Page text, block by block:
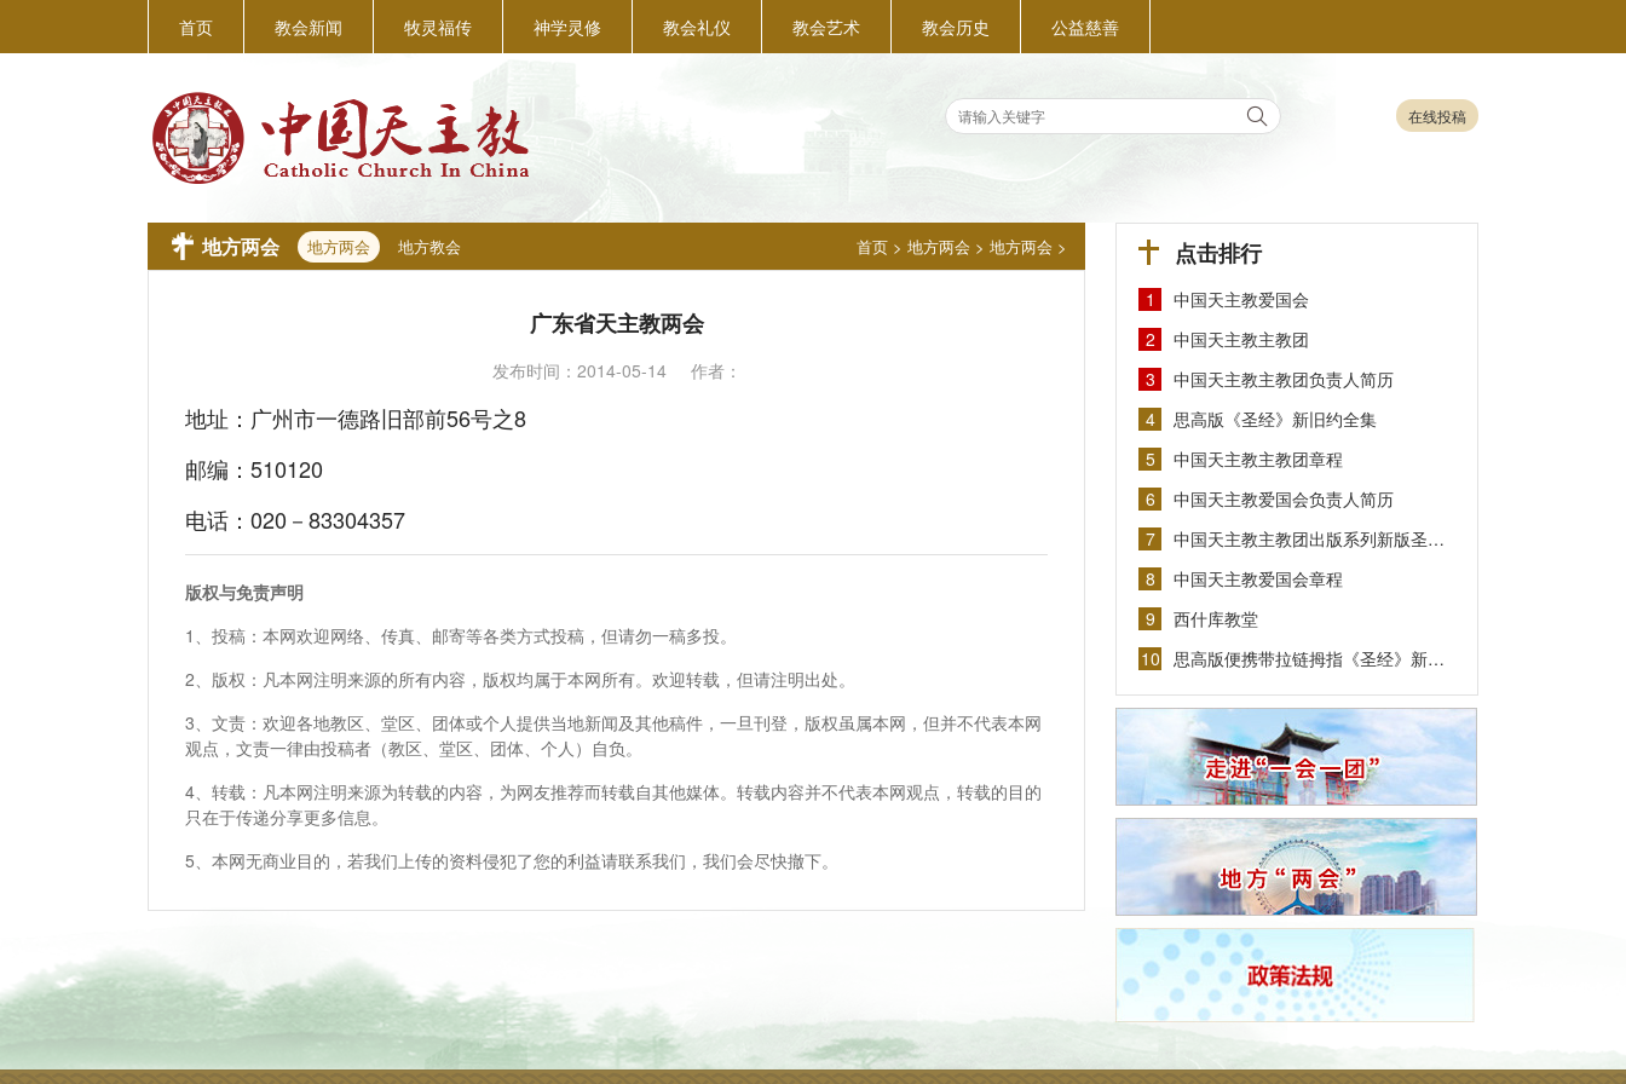
首页 教会新闻 牧灵福传 神学灵修 教会礼仪 教会艺术 教会历史 公益慈善
在线投稿
地方两会 地方两会 地方教会 首页 > 地方两会 > 地方两会 >
广东省天主教两会
发布时间： 2014-05-14 作者：
地址：广州市一德路旧部前56号之8
邮编：510120
电话：020－83304357
版权与免责声明
1、投稿：本网欢迎网络、传真、邮寄等各类方式投稿，但请勿一稿多投。
2、版权：凡本网注明来源的所有内容，版权均属于本网所有。欢迎转载，但请注明出处。
3、文责：欢迎各地教区、堂区、团体或个人提供当地新闻及其他稿件，一旦刊登，版权虽属本网，但并不代表本网
观点，文责一律由投稿者（教区、堂区、团体、个人）自负。
4、转载：凡本网注明来源为转载的内容，为网友推荐而转载自其他媒体。转载内容并不代表本网观点，转载的目的
只在于传递分享更多信息。
5、本网无商业目的，若我们上传的资料侵犯了您的利益请联系我们，我们会尽快撤下。
点击排行
1
中国天主教爱国会
2
中国天主教主教团
3
中国天主教主教团负责人简历
4
思高版《圣经》新旧约全集
5
中国天主教主教团章程
6
中国天主教爱国会负责人简历
7
中国天主教主教团出版系列新版圣…
8
中国天主教爱国会章程
9
西什库教堂
10 思高版便携带拉链拇指《圣经》新…